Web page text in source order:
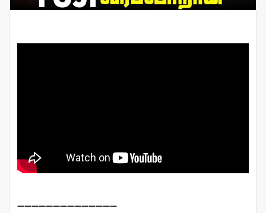
➖➖➖➖➖➖➖➖➖➖➖➖➖➖